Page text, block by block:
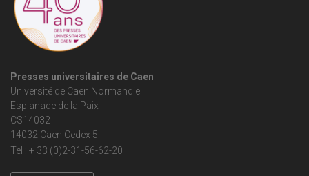
Presses universitaires de Caen
Université de Caen Normandie
Esplanade de la Paix
CS14032
14032 Caen Cedex 5
Tel : + 33 (0)2-31-56-62-20